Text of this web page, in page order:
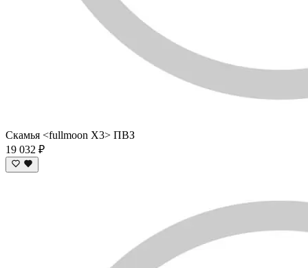
Скамья <fullmoon X3> ПВЗ
19 032 ₽